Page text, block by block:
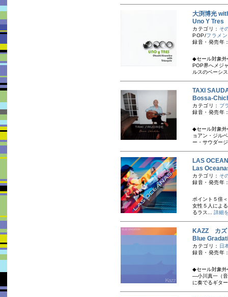
大渕博光
Uno Y Tres
カテゴリ： そ
POP/フラメ
録音・発売年
◆セール対象外
POP界へメジ
ルスのベーシ
TAXI
Bossa-
カテゴリ： ブ
録音・発売年
◆セール対象
ョアン・ジル
ー・サウダー
LAS
Las
カテゴリ： そ
録音・発売年
ポイント５倍
女性５人によ
るラス... 詳細
KAZZ カズ
Blue
カテゴリ： 日
録音・発売年
◆セール対象
—小川真一（音
に奏でるギタ